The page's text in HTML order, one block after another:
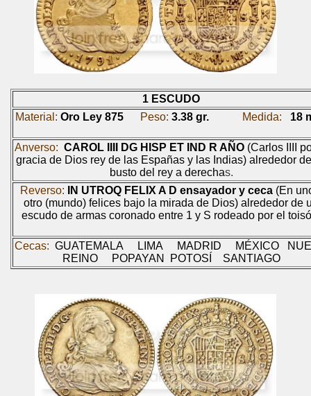
1 ESCUDO
Material: Oro Ley 875Peso: 3.38 gr. Medida: 18
Anverso: CAROL IIII DG HISP ET IND R AÑO (Carlos IIII
gracia de Dios rey de las Españas y las Indias) alrededor
busto del rey a derechas.
Reverso:
IN UTROQ FELIX A D ensayador y ceca(En
otro (mundo) felices bajo la mirada de Dios) alrededor de
escudo de armas coronado entre 1 y S rodeado por el
Cecas: GUATEMALA LIMA MADRID MÉXICO
REINO
POPAYAN POTOSÍ SANTIAGO